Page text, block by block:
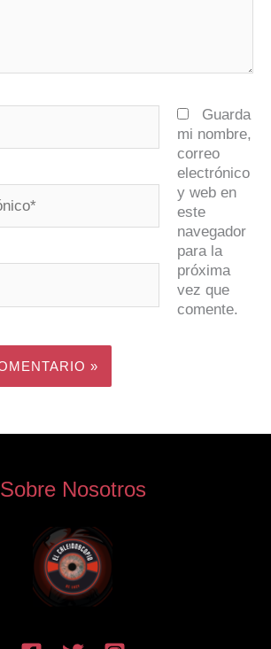
Guarda
mi nombre,
correo
electrónico
y web en
este
navegador
para la
próxima
vez que
comente.
Sobre Nosotros